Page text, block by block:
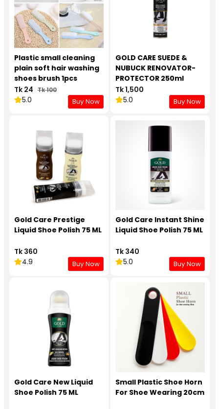
Plastic small cleaning
plain soft hair washing
shoes brush 1pcs
Tk 24 Tk 100
5.0 Buy Now
GOLD CARE SUEDE &
NUBUCK RENOVATOR-
PROTECTOR 250ml
Tk 1,500
5.0
Buy Now
Gold Care Prestige
Liquid Shoe Polish 75 ML
Tk 360
4.9
Buy Now
Gold Care Instant Shine
Liquid Shoe Polish 75 ML
Tk 340
5.0
Buy Now
Gold Care New Liquid
Shoe Polish 75 ML
Small Plastic Shoe Horn
For Shoe Wearing 20cm